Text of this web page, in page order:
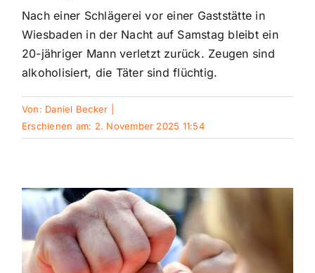
Panorama
Mein Stadtteil
Galerie
Verkehrsmeldungen
Polizeimeldungen
Nach einer Schlägerei vor einer Gaststätte in
Wiesbaden in der Nacht auf Samstag bleibt ein
20-jähriger Mann verletzt zurück. Zeugen sind
alkoholisiert, die Täter sind flüchtig.
Von: Daniel Becker
Erschienen am: 2. November 2025 11:54